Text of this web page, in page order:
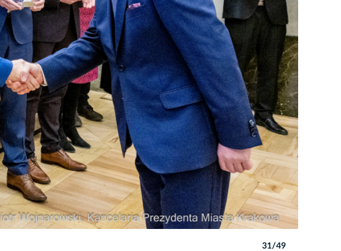
31/49